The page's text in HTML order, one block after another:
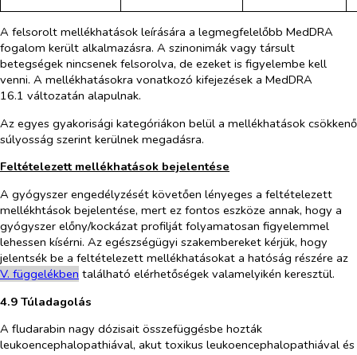
A felsorolt mellékhatások leírására a legmegfelelőbb MedDRA
fogalom került alkalmazásra. A szinonimák vagy társult
betegségek nincsenek felsorolva, de ezeket is figyelembe kell
venni. A mellékhatásokra vonatkozó kifejezések a MedDRA
16.1 változatán alapulnak.
Az egyes gyakorisági kategóriákon belül a mellékhatások csökkenő
súlyosság szerint kerülnek megadásra.
Feltételezett mellékhatások bejelentése
A gyógyszer engedélyzését követően lényeges a feltételezett
mellékhtások bejelentése, mert ez fontos eszköze annak, hogy a
gyógyszer előny/kockázat profilját folyamatosan figyelemmel
lehessen kísérni. Az egészségügyi szakembereket kérjük, hogy
jelentsék be a feltételezett mellékhatásokat a hatóság részére az
V. függelékben található elérhetőségek valamelyikén keresztül.
4.9 Túladagolás
A fludarabin nagy dózisait összefüggésbe hozták
leukoencephalopathiával, akut toxikus leukoencephalopathiával és